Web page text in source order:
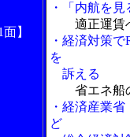
】
・「内航を
適正運賃
・経済対策
を
訴える
省エネ船
・経済産業
ど